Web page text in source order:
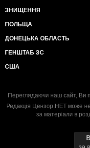
ЗНИЩЕННЯ
ПОЛЬЩА
ДОНЕЦЬКА ОБЛАСТЬ
ГЕНШТАБ ЗС
США
Переглядаючи наш сайт, Ви
Редакція Цензор.НЕТ може не
за матеріали в